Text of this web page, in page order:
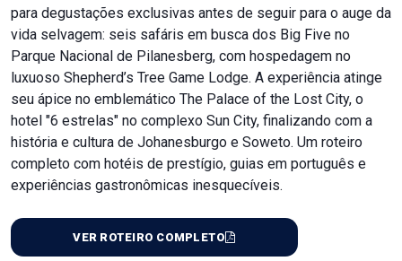
para degustações exclusivas antes de seguir para o auge da
vida selvagem: seis safáris em busca dos Big Five no
Parque Nacional de Pilanesberg, com hospedagem no
luxuoso Shepherd’s Tree Game Lodge. A experiência atinge
seu ápice no emblemático The Palace of the Lost City, o
hotel "6 estrelas" no complexo Sun City, finalizando com a
história e cultura de Johanesburgo e Soweto. Um roteiro
completo com hotéis de prestígio, guias em português e
experiências gastronômicas inesquecíveis.
VER ROTEIRO COMPLETO